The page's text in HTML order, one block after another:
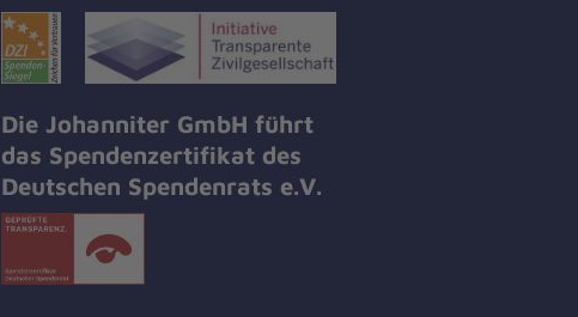
Die Johanniter GmbH führt
das Spendenzertifikat des
Deutschen Spendenrats e.V.